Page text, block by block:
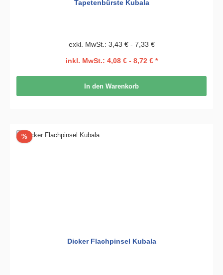
Tapetenbürste Kubala
exkl. MwSt.: 3,43 € - 7,33 €
inkl. MwSt.: 4,08 € - 8,72 € *
In den Warenkorb
%Rabatt
Dicker Flachpinsel Kubala